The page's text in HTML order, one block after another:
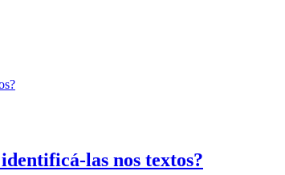
las nos textos?